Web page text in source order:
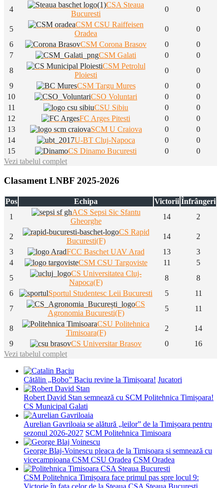
4
CSA Steaua
Bucuresti
0 0
5
CSM CSU Raiffeisen
Oradea
0
0
6
CSM Corona Brasov 0
0
7
CSM Galati 0
0
8
CSM Petrolul
Ploiesti
0
0
9
CSM Targu Mures 0
0
10
CSO Voluntari 0
0
11
CSU Sibiu 0
0
12
FC Arges Pitesti 0
0
13
SCM U Craiova 0
0
14
U-BT Cluj-Napoca 0
0
15
CS Dinamo Bucuresti 0
0
Vezi tabelul complet
Clasament LNBF 2025-2026
Pos Echipa Victorii Înfrângeri
1
ACS Sepsi Sic Sfantu
Gheorghe
14 2
2
CS Rapid
Bucuresti(F)
14
2
3
FCC Baschet UAV Arad 13
3
4
CSM CSU Targoviste 11
5
5
CS Universitatea Cluj-
Napoca(F)
8
8
6
Sportul Studentesc Leii Bucuresti 5
11
7
CS
Agronomia Bucuresti(F)
5 11
8
CSU Politehnica
Timisoara(F)
2
14
9
CS Universitar Brasov 0
16
Vezi tabelul complet
Cătălin „Bobo” Baciu revine la Timișoara! Jucatori
Robert David Stan semnează cu SCM Politehnica Timișoara!
CS Municipal Galati
Aurelian Gavriloaia se alătură „leilor” de la Timișoara pentru
sezonul 2026-2027 SCM Politehnica Timisoara
George Blaj-Voinescu pleaca de la Timisoara si semnează cu
vicecampioana CSM CSU Oradea CSM Oradea
CSM Politehnica Timișoara face primul pas spre locul 9:
Victorie în fața celor de la Steaua CSA Steaua Bucuresti